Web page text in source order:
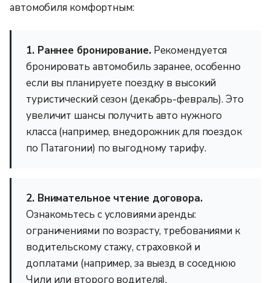
автомобиля комфортным:
1. Раннее бронирование.Рекомендуется
бронировать автомобиль заранее, особенно
если вы планируете поездку в высокий
туристический сезон (декабрь-февраль). Это
увеличит шансы получить авто нужного
класса (например, внедорожник для поездок
по Патагонии) по выгодному тарифу.
2. Внимательное чтение договора.
Ознакомьтесь с условиями аренды:
ограничениями по возрасту, требованиями к
водительскому стажу, страховкой и
доплатами (например, за выезд в соседнюю
Чили или второго водителя).